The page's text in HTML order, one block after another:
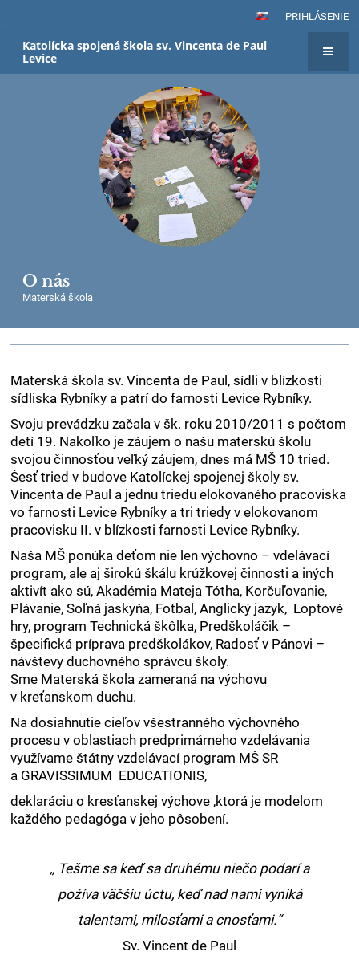
PRIHLÁSENIE
Katolícka spojená škola sv. Vincenta de Paul
Levice
O nás
Materská škola
Materská škola sv. Vincenta de Paul, sídli v blízkosti
sídliska Rybníky a patrí do farnosti Levice Rybníky.
Svoju prevádzku začala v šk. roku 2010/2011 s počtom
detí 19. Nakoľko je záujem o našu materskú školu
svojou činnosťou veľký záujem, dnes má MŠ 10 tried.
Šesť tried v budove Katolíckej spojenej školy sv.
Vincenta de Paul a jednu triedu elokovaného pracoviska
vo farnosti Levice Rybníky a tri triedy v elokovanom
pracovisku II. v blízkosti farnosti Levice Rybníky.
Naša MŠ ponúka deťom nie len výchovno – vdelávací
program, ale aj širokú škálu krúžkovej činnosti a iných
aktivít ako sú, Akadémia Mateja Tótha, Korčuľovanie,
Plávanie, Soľná jaskyňa, Fotbal, Anglický jazyk, Loptové
hry, program Technická škôlka, Predškoláčik –
špecifická príprava predškolákov, Radosť v Pánovi –
návštevy duchovného správcu školy.
Sme Materská škola zameraná na výchovu
v kreťanskom duchu.
Na dosiahnutie cieľov všestranného výchovného
procesu v oblastiach predprimárneho vzdelávania
využívame štátny vzdelávací program MŠ SR
a GRAVISSIMUM EDUCATIONIS,
deklaráciu o kresťanskej výchove ,ktorá je modelom
každého pedagóga v jeho pôsobení.
,, Tešme sa keď sa druhému niečo podarí a
požíva väčšiu úctu, keď nad nami vyniká
talentami, milosťami a cnosťami.“
Sv. Vincent de Paul